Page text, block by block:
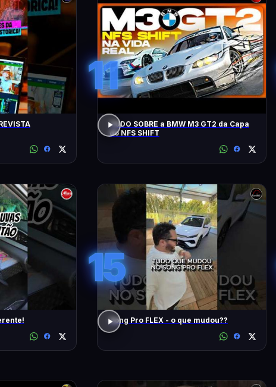
11
TUDO SOBRE a BMW M3 GT2 da Capa
do NFS SHIFT
15
Song Pro FLEX - o que mudou??